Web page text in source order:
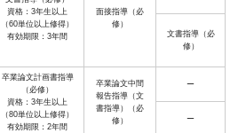
資格：3年生以上
（60単位以上修得）
有効期限：3年間
面接指導（必
修）
文書指導（必
修）
卒業論文計画書指導
（必修）
資格：3年生以上
（80単位以上修得）
有効期限：2年間
卒業論文中間
報告指導（文
書指導）（必
修）
ー
ー